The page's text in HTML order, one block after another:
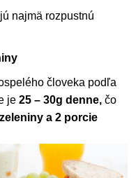
najmä rozpustnú
človeka podľa
je 25 – 30g denne, čo
a 2 porcie